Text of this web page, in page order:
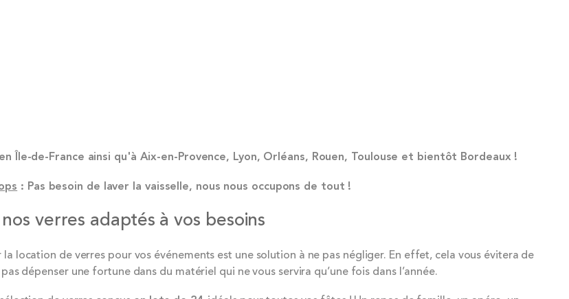
Île-de-France ainsi qu'à Aix-en-Provence, Lyon, Orléans, Rouen, Toulouse et bientôt Bordeaux !
: Pas besoin de laver la vaisselle, nous nous occupons de tout !
verres adaptés à vos besoins
de verres pour vos événements est une solution à ne pas négliger. En effet, cela vous évitera de
dépenser une fortune dans du matériel qui ne vous servira qu’une fois dans l’année.